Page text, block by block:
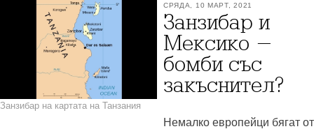
СРЯДА, 10 МАРТ, 2021
Занзибар и
Мексико -
бомби със
закъснител?
Занзибар на картата на Танзания
Немалко европейци бягат от